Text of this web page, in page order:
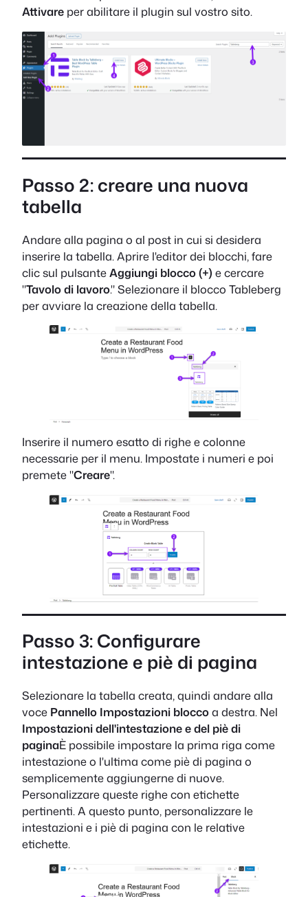
Attivare per abilitare il plugin sul vostro sito.
Passo 2: creare una nuova
tabella
Andare alla pagina o al post in cui si desidera
inserire la tabella. Aprire l'editor dei blocchi, fare
clic sul pulsanteAggiungi blocco (+) e cercare
"Tavolo di lavoro." Selezionare il blocco Tableberg
per avviare la creazione della tabella.
Inserire il numero esatto di righe e colonne
necessarie per il menu. Impostate i numeri e poi
premete "Creare".
Passo 3: Configurare
intestazione e piè di pagina
Selezionare la tabella creata, quindi andare alla
voce Pannello Impostazioni bloccoa destra. Nel
Impostazioni dell'intestazione e del piè di
paginaÈ possibile impostare la prima riga come
intestazione o l'ultima come piè di pagina o
semplicemente aggiungerne di nuove.
Personalizzare queste righe con etichette
pertinenti. A questo punto, personalizzare le
intestazioni e i piè di pagina con le relative
etichette.